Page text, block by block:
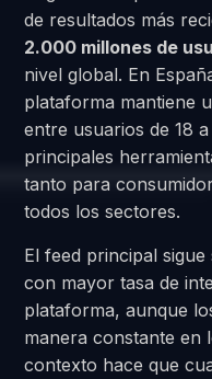
de resultados más
2.000 millones de
nivel global. En
plataforma mantiene
entre usuarios de 18
principales
tanto para
todos los sectores.
El feed principal
con mayor tasa de
plataforma, aunque
manera constante en
contexto hace que